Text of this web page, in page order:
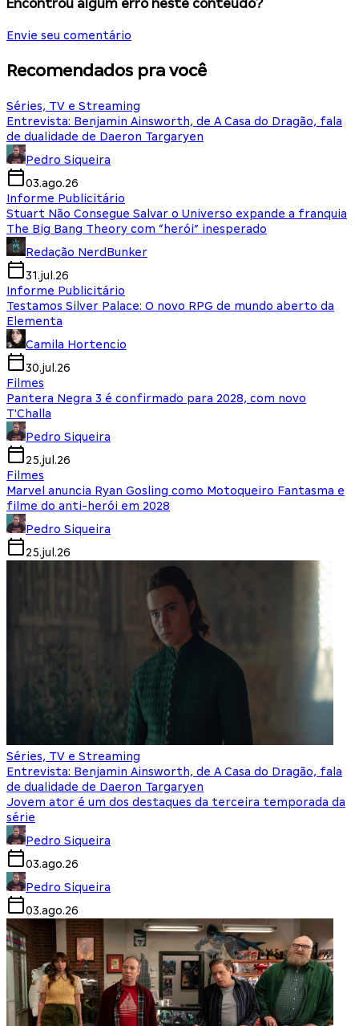
Encontrou algum erro neste conteúdo?
Envie seu comentário
Recomendados pra você
Séries, TV e Streaming
Entrevista: Benjamin Ainsworth, de A Casa do Dragão, fala
de dualidade de Daeron Targaryen
Pedro Siqueira
03.ago.26
Informe Publicitário
Stuart Não Consegue Salvar o Universo expande a franquia
The Big Bang Theory com “herói” inesperado
Redação NerdBunker
31.jul.26
Informe Publicitário
Testamos Silver Palace: O novo RPG de mundo aberto da
Elementa
Camila Hortencio
30.jul.26
Filmes
Pantera Negra 3 é confirmado para 2028, com novo
T'Challa
Pedro Siqueira
25.jul.26
Filmes
Marvel anuncia Ryan Gosling como Motoqueiro Fantasma e
filme do anti-herói em 2028
Pedro Siqueira
25.jul.26
Séries, TV e Streaming
Entrevista: Benjamin Ainsworth, de A Casa do Dragão, fala
de dualidade de Daeron Targaryen
Jovem ator é um dos destaques da terceira temporada da
série
Pedro Siqueira
03.ago.26
Pedro Siqueira
03.ago.26